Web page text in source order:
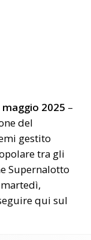
2025 –
del
gestito
tra gli
Supernalotto
qui sul